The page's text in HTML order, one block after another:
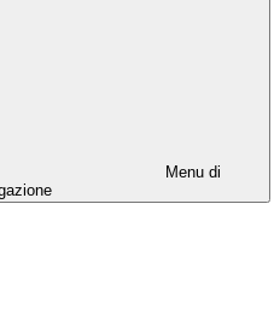
Menu di